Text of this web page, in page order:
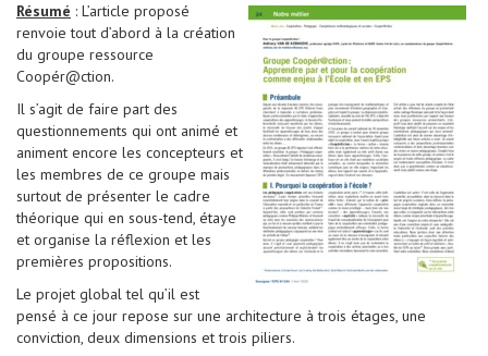
Résumé : L’article proposé
renvoie tout d’abord à la création
du groupe ressource
Coopér@ction.
Il s’agit de faire part des
questionnements qui ont animé et
animent encore les concepteurs et
les membres de ce groupe mais
surtout de présenter le cadre
théorique qui en sous-tend, étaye
et organise la réflexion et les
premières propositions.
Le projet global tel qu’il est
pensé à ce jour repose sur une architecture à trois étages, une
conviction, deux dimensions et trois piliers.